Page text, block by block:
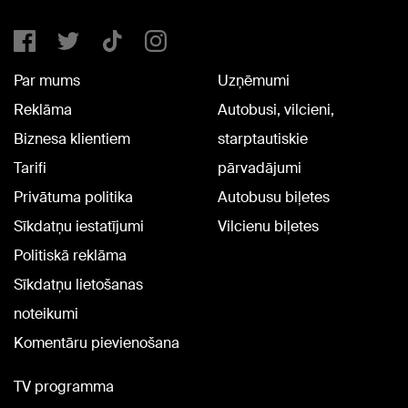
Par mums
Reklāma
Biznesa klientiem
Tarifi
Privātuma politika
Sīkdatņu iestatījumi
Politiskā reklāma
Sīkdatņu lietošanas
noteikumi
Komentāru pievienošana
Uzņēmumi
Autobusi, vilcieni,
starptautiskie
pārvadājumi
Autobusu biļetes
Vilcienu biļetes
TV programma